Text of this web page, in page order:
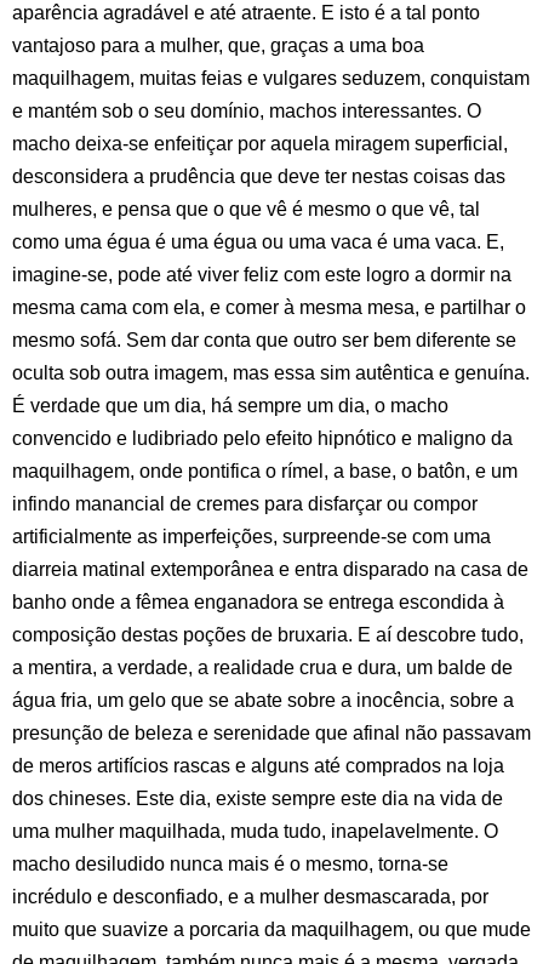
aparência agradável e até atraente. E isto é a tal ponto
vantajoso para a mulher, que, graças a uma boa
maquilhagem, muitas feias e vulgares seduzem, conquistam
e mantém sob o seu domínio, machos interessantes. O
macho deixa-se enfeitiçar por aquela miragem superficial,
desconsidera a prudência que deve ter nestas coisas das
mulheres, e pensa que o que vê é mesmo o que vê, tal
como uma égua é uma égua ou uma vaca é uma vaca. E,
imagine-se, pode até viver feliz com este logro a dormir na
mesma cama com ela, e comer à mesma mesa, e partilhar o
mesmo sofá. Sem dar conta que outro ser bem diferente se
oculta sob outra imagem, mas essa sim autêntica e genuína.
É verdade que um dia, há sempre um dia, o macho
convencido e ludibriado pelo efeito hipnótico e maligno da
maquilhagem, onde pontifica o rímel, a base, o batôn, e um
infindo manancial de cremes para disfarçar ou compor
artificialmente as imperfeições, surpreende-se com uma
diarreia matinal extemporânea e entra disparado na casa de
banho onde a fêmea enganadora se entrega escondida à
composição destas poções de bruxaria. E aí descobre tudo,
a mentira, a verdade, a realidade crua e dura, um balde de
água fria, um gelo que se abate sobre a inocência, sobre a
presunção de beleza e serenidade que afinal não passavam
de meros artifícios rascas e alguns até comprados na loja
dos chineses. Este dia, existe sempre este dia na vida de
uma mulher maquilhada, muda tudo, inapelavelmente. O
macho desiludido nunca mais é o mesmo, torna-se
incrédulo e desconfiado, e a mulher desmascarada, por
muito que suavize a porcaria da maquilhagem, ou que mude